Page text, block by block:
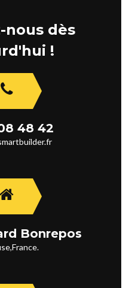
nous dès
!
48 42
Bonrepos